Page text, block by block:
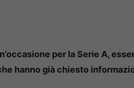
per la Serie A,
hanno già chiesto